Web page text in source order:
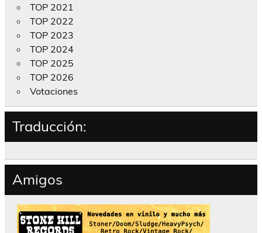
TOP 2021
TOP 2022
TOP 2023
TOP 2024
TOP 2025
TOP 2026
Votaciones
Traducción:
Amigos